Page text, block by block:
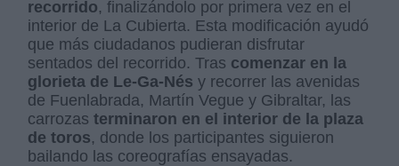
recorrido, finalizándolo por primera vez en el
interior de La Cubierta. Esta modificación ayudó
que más ciudadanos pudieran disfrutar
sentados del recorrido. Tras comenzar en la
glorieta de Le-Ga-Nés y recorrer las avenidas
de Fuenlabrada, Martín Vegue y Gibraltar, las
carrozasterminaron en el interior de la plaza
de toros, donde los participantes siguieron
bailando las coreografías ensayadas.